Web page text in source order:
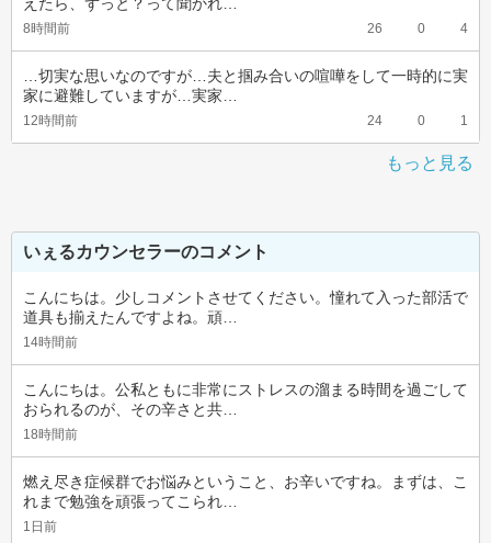
8時間前 26 0 4
…切実な思いなのですが…夫と掴み合いの喧嘩をして一時的に実
家に避難していますが…実家…
12時間前 24 0 1
もっと見る
いぇるカウンセラーのコメント
こんにちは。少しコメントさせてください。憧れて入った部活で
道具も揃えたんですよね。頑…
14時間前
こんにちは。公私ともに非常にストレスの溜まる時間を過ごして
おられるのが、その辛さと共…
18時間前
燃え尽き症候群でお悩みということ、お辛いですね。まずは、こ
れまで勉強を頑張ってこられ…
1日前